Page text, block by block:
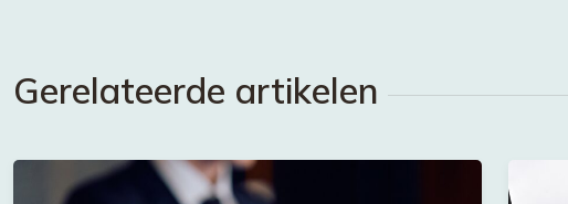
Gerelateerde artikelen